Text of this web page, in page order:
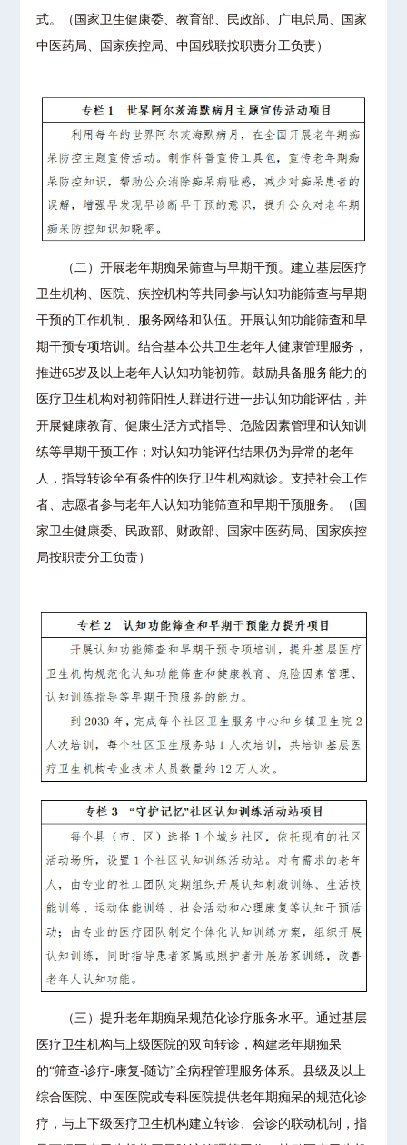
式。（国家卫生健康委、教育部、民政部、广电总局、国家
中医药局、国家疾控局、中国残联按职责分工负责）
（二）开展老年期痴呆筛查与早期干预。建立基层医疗
卫生机构、医院、疾控机构等共同参与认知功能筛查与早期
干预的工作机制、服务网络和队伍。开展认知功能筛查和早
期干预专项培训。结合基本公共卫生老年人健康管理服务，
推进65岁及以上老年人认知功能初筛。鼓励具备服务能力的
医疗卫生机构对初筛阳性人群进行进一步认知功能评估，并
开展健康教育、健康生活方式指导、危险因素管理和认知训
练等早期干预工作；对认知功能评估结果仍为异常的老年
人，指导转诊至有条件的医疗卫生机构就诊。支持社会工作
者、志愿者参与老年人认知功能筛查和早期干预服务。（国
家卫生健康委、民政部、财政部、国家中医药局、国家疾控
局按职责分工负责）
（三）提升老年期痴呆规范化诊疗服务水平。通过基层
医疗卫生机构与上级医院的双向转诊，构建老年期痴呆
的“筛查-诊疗-康复-随访”全病程管理服务体系。县级及以上
综合医院、中医医院或专科医院提供老年期痴呆的规范化诊
疗，与上下级医疗卫生机构建立转诊、会诊的联动机制，指